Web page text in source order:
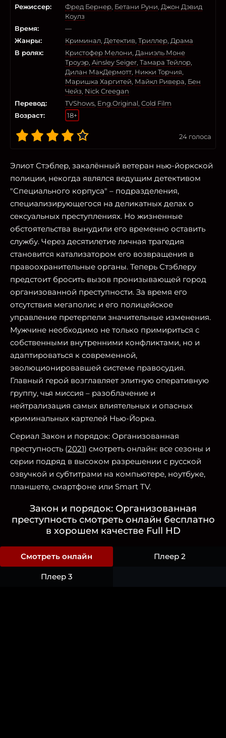
Режиссер:
Фред Бернер Бетани Руни Джон Дэвид
Коулз
Время:
—
Жанры:
Криминал Детектив Триллер Драма
В ролях:
Кристофер Мелони Даниэль Моне
Троуэр Ainsley Seiger Тамара Тейлор
Дилан МакДермотт Никки Торчия
Маришка Харгитей Майкл Ривера Бен
Чейз Nick Creegan
Перевод:
TVShows Eng.Original Cold Film
Возраст:
18+
24 голоса
Элиот Стэблер, закалённый ветеран нью-йоркской
полиции, некогда являлся ведущим детективом
"Специального корпуса" – подразделения,
специализирующегося на деликатных делах о
сексуальных преступлениях. Но жизненные
обстоятельства вынудили его временно оставить
службу. Через десятилетие личная трагедия
становится катализатором его возвращения в
правоохранительные органы. Теперь Стэблеру
предстоит бросить вызов пронизывающей город
организованной преступности. За время его
отсутствия мегаполис и его полицейское
управление претерпели значительные изменения.
Мужчине необходимо не только примириться с
собственными внутренними конфликтами, но и
адаптироваться к современной,
эволюционировавшей системе правосудия.
Главный герой возглавляет элитную оперативную
группу, чья миссия – разоблачение и
нейтрализация самых влиятельных и опасных
криминальных картелей Нью-Йорка.
Сериал Закон и порядок: Организованная
преступность (2021) смотреть онлайн: все сезоны и
серии подряд в высоком разрешении с русской
озвучкой и субтитрами на компьютере, ноутбуке,
планшете, смартфоне или Smart TV.
Закон и порядок: Организованная
преступность смотреть онлайн бесплатно
в хорошем качестве Full HD
Смотреть онлайн Плеер 2
Плеер 3